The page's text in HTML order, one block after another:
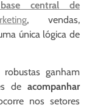
central de
, vendas,
única lógica de
ganham
de acompanhar
nos setores